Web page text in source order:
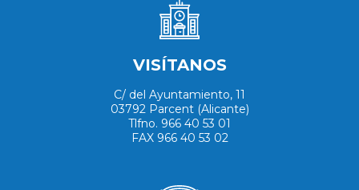
VISÍTANOS
C/ del Ayuntamiento, 11
03792 Parcent (Alicante)
Tlfno. 966 40 53 01
FAX 966 40 53 02